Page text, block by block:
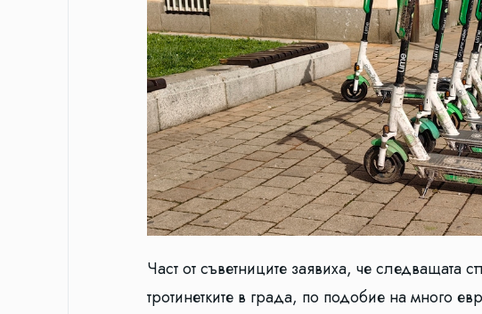
Част от съветниците заявиха, че следващата
тротинетките в града, по подобие на много